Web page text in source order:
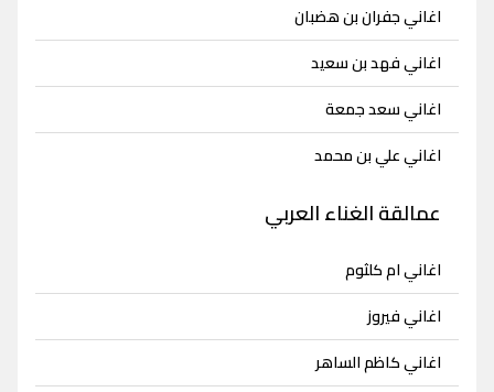
اغاني جفران بن هضبان
اغاني فهد بن سعيد
اغاني سعد جمعة
اغاني علي بن محمد
عمالقة الغناء العربي
اغاني ام كلثوم
اغاني فيروز
اغاني كاظم الساهر